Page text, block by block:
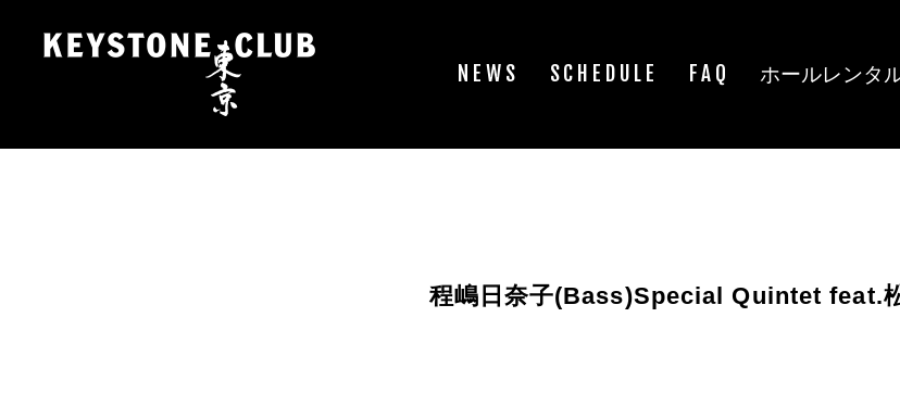
へ
NEWS SCHEDULE FAQ ホールレンタ
程嶋日奈子(Bass)Special Quintet feat.